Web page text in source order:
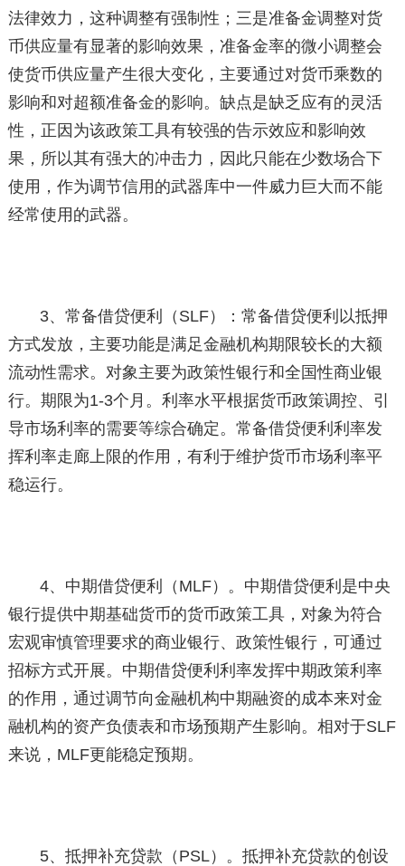
法律效力，这种调整有强制性；三是准备金调整对货
币供应量有显著的影响效果，准备金率的微小调整会
使货币供应量产生很大变化，主要通过对货币乘数的
影响和对超额准备金的影响。缺点是缺乏应有的灵活
性，正因为该政策工具有较强的告示效应和影响效
果，所以其有强大的冲击力，因此只能在少数场合下
使用，作为调节信用的武器库中一件威力巨大而不能
经常使用的武器。
3、常备借贷便利（SLF）：常备借贷便利以抵押
方式发放，主要功能是满足金融机构期限较长的大额
流动性需求。对象主要为政策性银行和全国性商业银
行。期限为1-3个月。利率水平根据货币政策调控、引
导市场利率的需要等综合确定。常备借贷便利利率发
挥利率走廊上限的作用，有利于维护货币市场利率平
稳运行。
4、中期借贷便利（MLF）。中期借贷便利是中央
银行提供中期基础货币的货币政策工具，对象为符合
宏观审慎管理要求的商业银行、政策性银行，可通过
招标方式开展。中期借贷便利利率发挥中期政策利率
的作用，通过调节向金融机构中期融资的成本来对金
融机构的资产负债表和市场预期产生影响。相对于SLF
来说，MLF更能稳定预期。
5、抵押补充贷款（PSL）。抵押补充贷款的创设